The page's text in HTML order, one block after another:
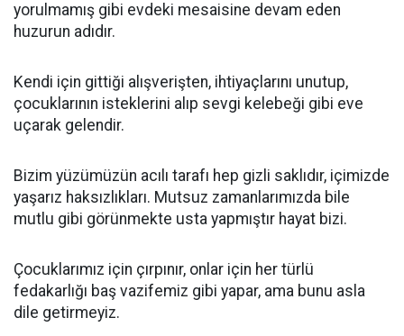
yorulmamış gibi evdeki mesaisine devam eden
huzurun adıdır.
Kendi için gittiği alışverişten, ihtiyaçlarını unutup,
çocuklarının isteklerini alıp sevgi kelebeği gibi eve
uçarak gelendir.
Bizim yüzümüzün acılı tarafı hep gizli saklıdır, içimizde
yaşarız haksızlıkları. Mutsuz zamanlarımızda bile
mutlu gibi görünmekte usta yapmıştır hayat bizi.
Çocuklarımız için çırpınır, onlar için her türlü
fedakarlığı baş vazifemiz gibi yapar, ama bunu asla
dile getirmeyiz.